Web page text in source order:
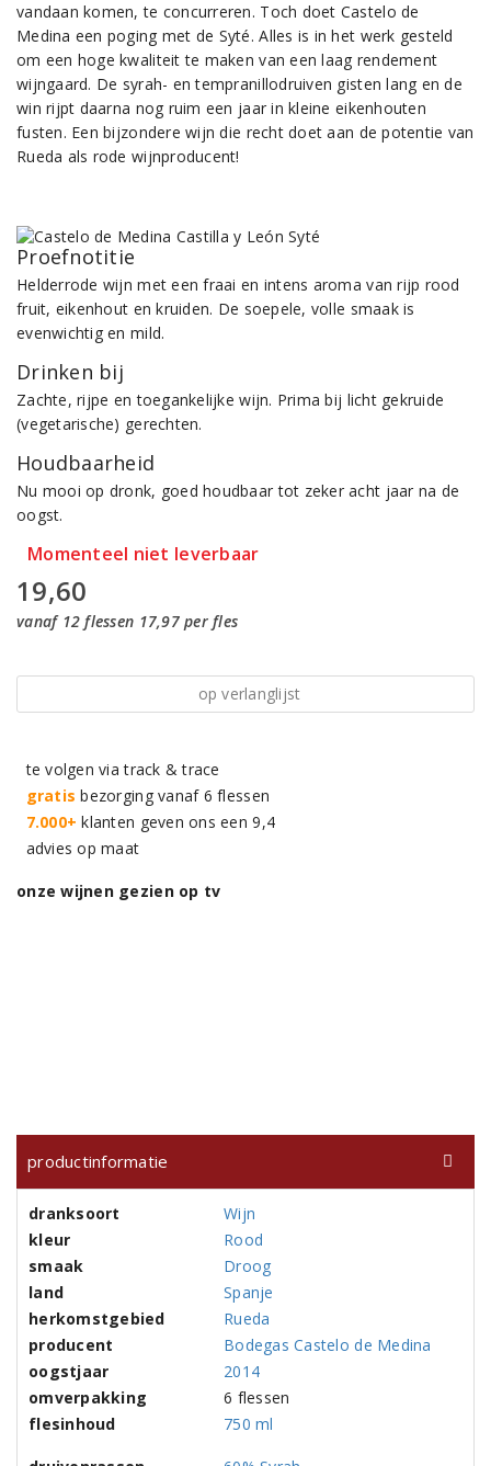
vandaan komen, te concurreren. Toch doet Castelo de
Medina een poging met de Syté. Alles is in het werk gesteld
om een hoge kwaliteit te maken van een laag rendement
wijngaard. De syrah- en tempranillodruiven gisten lang en de
win rijpt daarna nog ruim een jaar in kleine eikenhouten
fusten. Een bijzondere wijn die recht doet aan de potentie van
Rueda als rode wijnproducent!
Proefnotitie
Helderrode wijn met een fraai en intens aroma van rijp rood
fruit, eikenhout en kruiden. De soepele, volle smaak is
evenwichtig en mild.
Drinken bij
Zachte, rijpe en toegankelijke wijn. Prima bij licht gekruide
(vegetarische) gerechten.
Houdbaarheid
Nu mooi op dronk, goed houdbaar tot zeker acht jaar na de
oogst.
Momenteel niet leverbaar
19,60
vanaf 12 flessen 17,97 per fles
op verlanglijst
te volgen via track & trace
gratis bezorging vanaf 6 flessen
7.000+ klanten geven ons een 9,4
advies op maat
onze wijnen gezien op tv
productinformatie
dranksoort
Wijn
kleur
Rood
smaak
Droog
land
Spanje
herkomstgebied
Rueda
producent
Bodegas Castelo de Medina
oogstjaar
2014
omverpakking
6 flessen
flesinhoud
750 ml